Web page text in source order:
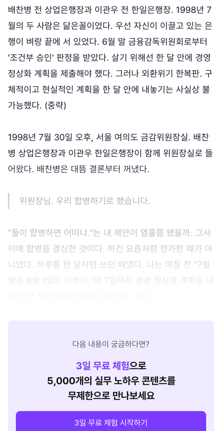
배찬병 전 상업은행장과 이관우 전 한일은행장. 1998년 7
월의 두 사람은 닮은꼴이었다. 우선 자신이 이끌고 있는 은
행이 벼랑 끝에 서 있었다. 6월 말 금융감독위원회로부터
'조건부 승인' 판정을 받았다. 살기 위해선 한 달 안에 경영
정상화 계획을 제출해야 했다. 그러나 외환위기 한복판. 구
체적이고 현실적인 계획을 한 달 안에 내놓기는 사실상 불
가능했다. (중략)
1998년 7월 30일 오후, 서울 여의도 금감위원장실. 배찬
병 상업은행장과 이관우 한일은행장이 함께 위원장실로 들
어왔다. 배찬병은 대뜸 결론부터 꺼냈다.
위원장님. 우리 합병하기로 했습니다.
"둘이 합병하면 어떠냐."는 내 제안이 열흘쯤 됐을까. 그사
이에 합병을 결심한 것이다. 하긴 요즘처럼 한가한 때가 아
니었다. 하루를 한 달처럼 쓰던 때였다. 나는 며칠 전 "7월
말과 8월 1일은 다르다."며 7월까지 경영 정상화 계획을 내
다음 내용이 궁금하다면?
3일 무료 체험으로
5,000개의 실무 노하우 콘텐츠를
무제한으로 만나보세요
3일 무료 체험 시작하기